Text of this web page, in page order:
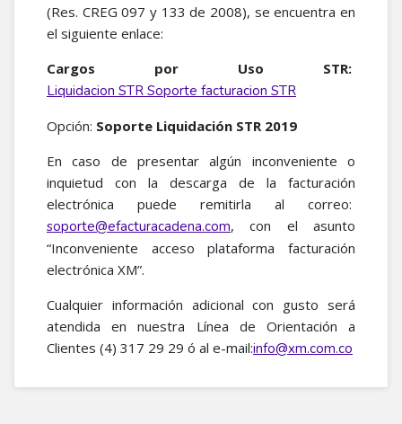
(Res. CREG 097 y 133 de 2008), se encuentra en
el siguiente enlace:
Cargos por Uso STR:
Liquidacion STR Soporte facturacion STR
Opción: Soporte Liquidación STR 2019
En caso de presentar algún inconveniente o
inquietud con la descarga de la facturación
electrónica puede remitirla al correo:
soporte@efacturacadena.com, con el asunto
“Inconveniente acceso plataforma facturación
electrónica XM”.
Cualquier información adicional con gusto será
atendida en nuestra Línea de Orientación a
Clientes (4) 317 29 29 ó al e-mail:info@xm.com.co